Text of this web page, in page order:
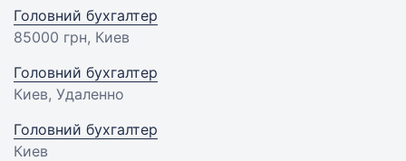
Головний бухгалтер
85000 грн, Киев
Головний бухгалтер
Киев, Удаленно
Головний бухгалтер
Киев